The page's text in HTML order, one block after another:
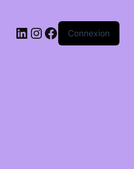
LinkedIn
Instagram
Facebook
Connexion